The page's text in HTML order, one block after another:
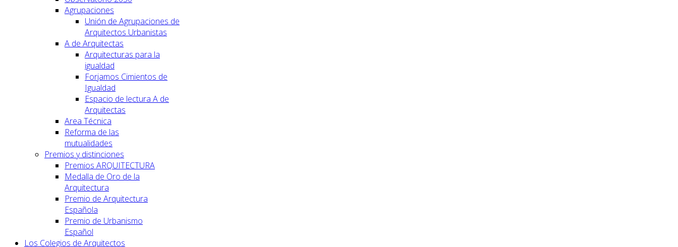
Agrupaciones
Unión de Agrupaciones de
Arquitectos Urbanistas
A de Arquitectas
Arquitecturas para la
igualdad
Forjamos Cimientos de
Igualdad
Espacio de lectura A de
Arquitectas
Area Técnica
Reforma de las
mutualidades
Premios y distinciones
Premios ARQUITECTURA
Medalla de Oro de la
Arquitectura
Premio de Arquitectura
Española
Premio de Urbanismo
Español
Los Colegios de Arquitectos